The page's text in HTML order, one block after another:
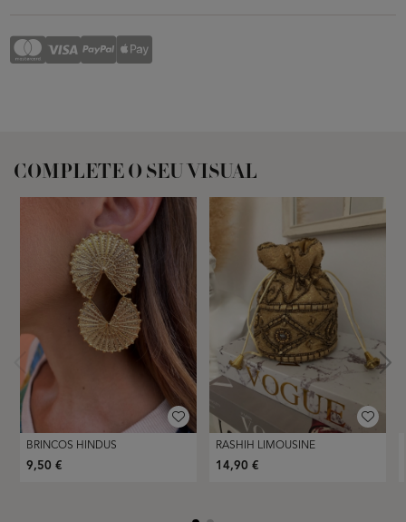
COMPLETE O SEU VISUAL
BRINCOS HINDUS
9,50 €
RASHIH LIMOUSINE
14,90 €